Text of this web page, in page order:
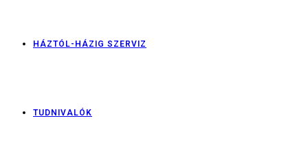
HÁZTÓL-HÁZIG SZERVIZ
TUDNIVALÓK